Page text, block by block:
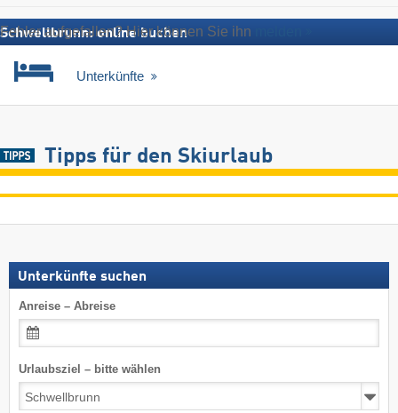
Fehler aufgefallen? Hier können Sie ihn
Schwellbrunn: online buchen
Unterkünfte
Tipps für den Skiurlaub
Unterkünfte suchen
Anreise – Abreise
Urlaubsziel – bitte wählen